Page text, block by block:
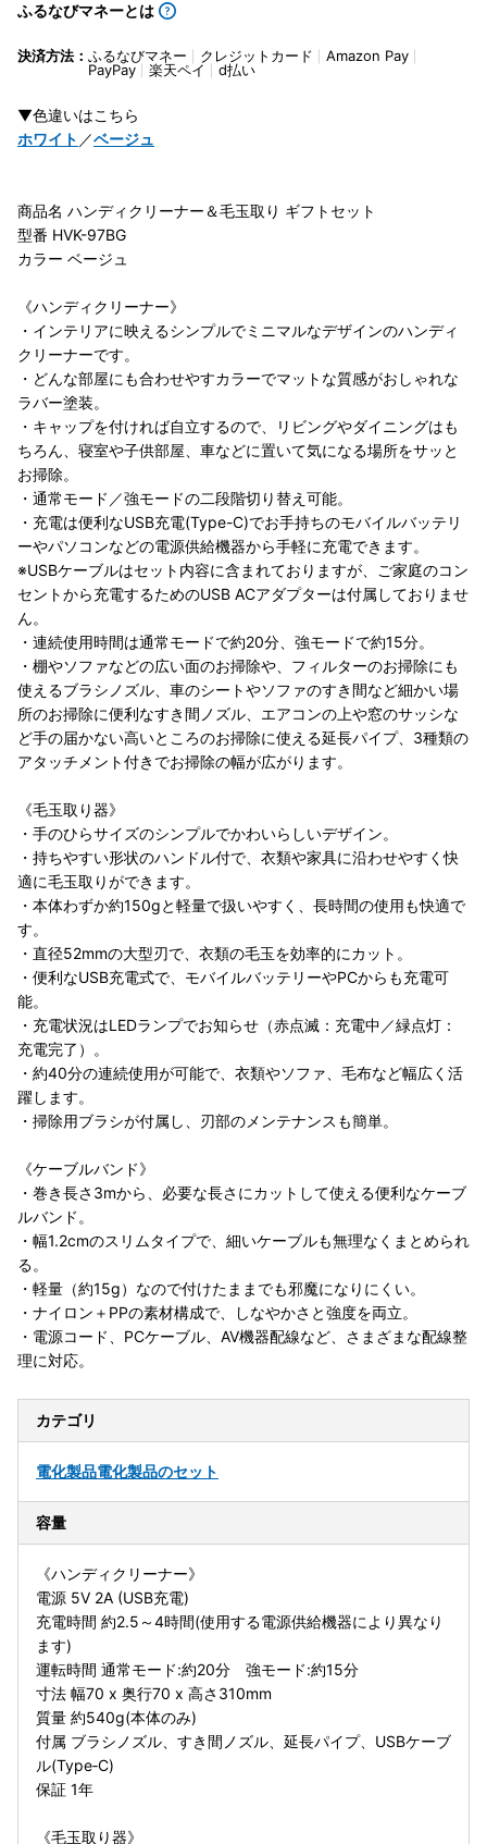
ふるなびマネーとは
決済方法： ふるなびマネー クレジットカード
Amazon Pay
PayPay
楽天ペイ d払い
▼色違いはこちら
ホワイト ／ベージュ
商品名 ハンディクリーナー＆毛玉取り ギフトセット
型番 HVK-97BG
カラー ベージュ
《ハンディクリーナー》
・インテリアに映えるシンプルでミニマルなデザインのハンディ
クリーナーです。
・どんな部屋にも合わせやすカラーでマットな質感がおしゃれな
ラバー塗装。
・キャップを付ければ自立するので、リビングやダイニングはも
ちろん、寝室や子供部屋、車などに置いて気になる場所をサッと
お掃除。
・通常モード／強モードの二段階切り替え可能。
・充電は便利なUSB充電(Type-C)でお手持ちのモバイルバッテリ
ーやパソコンなどの電源供給機器から手軽に充電できます。
※USBケーブルはセット内容に含まれておりますが、ご家庭のコン
セントから充電するためのUSB ACアダプターは付属しておりませ
ん。
・連続使用時間は通常モードで約20分、強モードで約15分。
・棚やソファなどの広い面のお掃除や、フィルターのお掃除にも
使えるブラシノズル、車のシートやソファのすき間など細かい場
所のお掃除に便利なすき間ノズル、エアコンの上や窓のサッシな
ど手の届かない高いところのお掃除に使える延長パイプ、3種類の
アタッチメント付きでお掃除の幅が広がります。
《毛玉取り器》
・手のひらサイズのシンプルでかわいらしいデザイン。
・持ちやすい形状のハンドル付で、衣類や家具に沿わせやすく快
適に毛玉取りができます。
・本体わずか約150gと軽量で扱いやすく、長時間の使用も快適で
す。
・直径52mmの大型刃で、衣類の毛玉を効率的にカット。
・便利なUSB充電式で、モバイルバッテリーやPCからも充電可
能。
・充電状況はLEDランプでお知らせ（赤点滅：充電中／緑点灯：
充電完了）。
・約40分の連続使用が可能で、衣類やソファ、毛布など幅広く活
躍します。
・掃除用ブラシが付属し、刃部のメンテナンスも簡単。
《ケーブルバンド》
・巻き長さ3mから、必要な長さにカットして使える便利なケーブ
ルバンド。
・幅1.2cmのスリムタイプで、細いケーブルも無理なくまとめられ
る。
・軽量（約15g）なので付けたままでも邪魔になりにくい。
・ナイロン＋PPの素材構成で、しなやかさと強度を両立。
・電源コード、PCケーブル、AV機器配線など、さまざまな配線整
理に対応。
カテゴリ
電化製品電化製品のセット
容量
《ハンディクリーナー》
電源 5V 2A (USB充電)
充電時間 約2.5～4時間(使用する電源供給機器により異なり
ます)
運転時間 通常モード:約20分 強モード:約15分
寸法 幅70 x 奥行70 x 高さ310mm
質量 約540g(本体のみ)
付属 ブラシノズル、すき間ノズル、延長パイプ、USBケーブ
ル(Type‐C)
保証 1年
《毛玉取り器》